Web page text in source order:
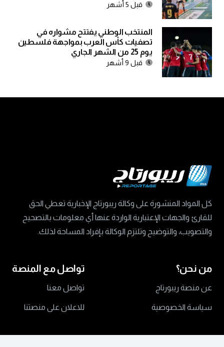
قبل 5 أشهر
المنتخب الوطني يفتتح مشواره في
تصفيات كأس العرب بمواجهة فلسطين
يوم 25 من الشهر الجاري
قبل 9 أشهر
كل المواد المنشورة على وكالة ريبورتاج الإخبارية تعطي الحق
للقارئ والجهات الإعتبارية الواردة عنها أي معلومات بالتصحيح
والتصويب، والتوضيح وتلتزم الوكالة بإفراد المساحة لذلك.
من نحن؟
عن منصة ريبورتاج
سياسة الخصوصية
تواصل مع المنصة
تواصل معنا
للاعلان على منصتنا